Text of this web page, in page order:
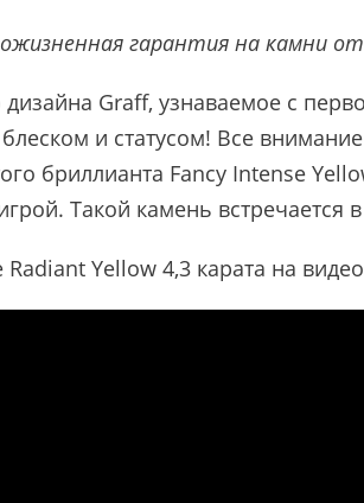
гарантия на камни
Graff, узнаваемое с
и статусом! Все
бриллианта Fancy Intense
Такой камень
Yellow 4,3 карата на